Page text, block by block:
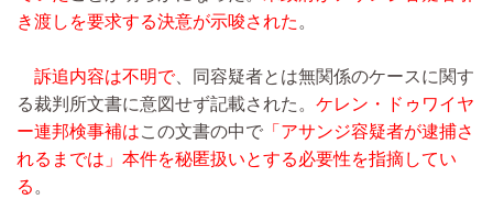
き渡しを要求する決意が示唆された 。
訴追内容は不明で、同容疑者とは無関係のケースに関す
る裁判所文書に意図せず記載された。 ケレン・ドゥワイヤ
ー連邦検事補はこの文書の中で 「アサンジ容疑者が逮捕さ
れるまでは」本件を秘匿扱いとする必要性を指摘してい
る 。